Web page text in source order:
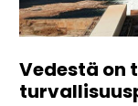
Vedestä on